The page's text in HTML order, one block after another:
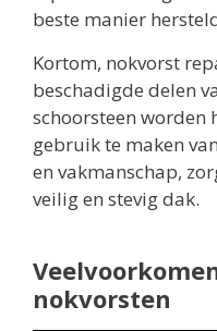
beste manier
Kortom, nokvorst
beschadigde delen
schoorsteen worden
gebruik te maken
en vakmanschap,
veilig en stevig dak.
nokvorsten